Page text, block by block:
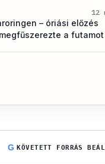
12
– óriási előzés
a futamot
G KÖVETETT FORRÁS